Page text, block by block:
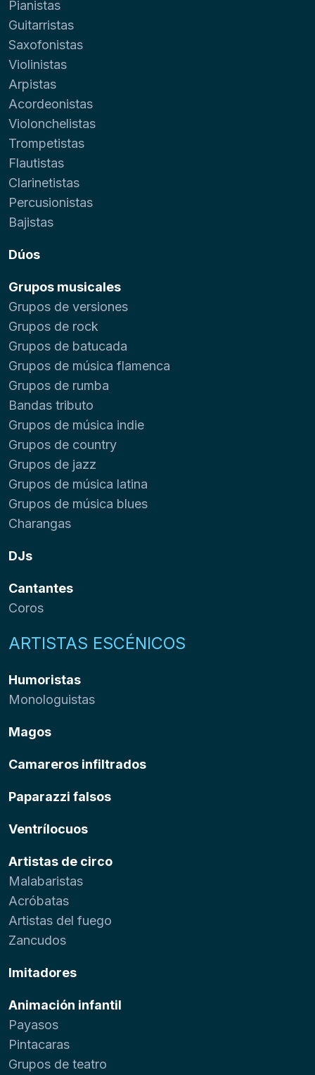
Pianistas
Guitarristas
Saxofonistas
Violinistas
Arpistas
Acordeonistas
Violonchelistas
Trompetistas
Flautistas
Clarinetistas
Percusionistas
Bajistas
Dúos
Grupos musicales
Grupos de versiones
Grupos de rock
Grupos de batucada
Grupos de música flamenca
Grupos de rumba
Bandas tributo
Grupos de música indie
Grupos de country
Grupos de jazz
Grupos de música latina
Grupos de música blues
Charangas
DJs
Cantantes
Coros
ARTISTAS ESCÉNICOS
Humoristas
Monologuistas
Magos
Camareros infiltrados
Paparazzi falsos
Ventrílocuos
Artistas de circo
Malabaristas
Acróbatas
Artistas del fuego
Zancudos
Imitadores
Animación infantil
Payasos
Pintacaras
Grupos de teatro